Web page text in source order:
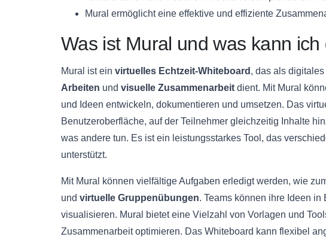
Mural ermöglicht eine effektive und effiziente
Was ist Mural und was kann ich
Mural ist ein virtuelles Echtzeit-Whiteboard , das als
Arbeiten und visuelle Zusammenarbeit dient. Mit Mural
und Ideen entwickeln, dokumentieren und umsetzen. Das
Benutzeroberfläche, auf der Teilnehmer gleichzeitig Inhalte
was andere tun. Es ist ein leistungsstarkes Tool, das
unterstützt.
Mit Mural können vielfältige Aufgaben erledigt werden, wie
und virtuelle Gruppenübungen. Teams können ihre Ideen in
visualisieren. Mural bietet eine Vielzahl von Vorlagen und
Zusammenarbeit optimieren. Das Whiteboard kann flexibel